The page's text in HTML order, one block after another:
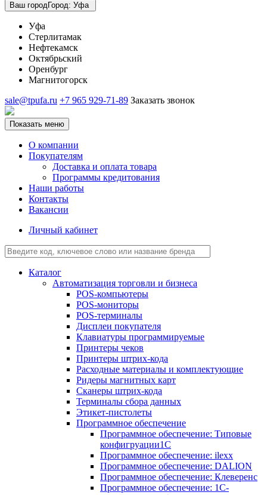
Ваш городГород: Уфа
Уфа
Стерлитамак
Нефтекамск
Октябрьский
Оренбург
Магнитогорск
sale@tpufa.ru +7 965 929-71-89 Заказать звонок
Показать меню
О компании
Покупателям
Доставка и оплата товара
Программы кредитования
Наши работы
Контакты
Вакансии
Личный кабинет
Каталог
Автоматизация торговли и бизнеса
POS-компьютеры
POS-мониторы
POS-терминалы
Дисплеи покупателя
Клавиатуры программируемые
Принтеры чеков
Принтеры штрих-кода
Расходные материалы и комплектующие
Ридеры магнитных карт
Сканеры штрих-кода
Терминалы сбора данных
Этикет-пистолеты
Программное обеспечение
Программное обеспечение: Типовые
конфигруации1С
Программное обеспечение: ilexx
Программное обеспечение: DALION
Программное обеспечение: Клеверенс
Программное обеспечение: 1С-